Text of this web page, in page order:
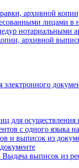
архивной
лицами в
нотариальными
архивной
для
с одного языка
и выписок из
выписок из